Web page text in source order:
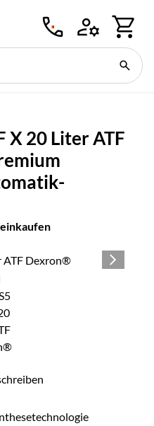
X 20 Liter ATF